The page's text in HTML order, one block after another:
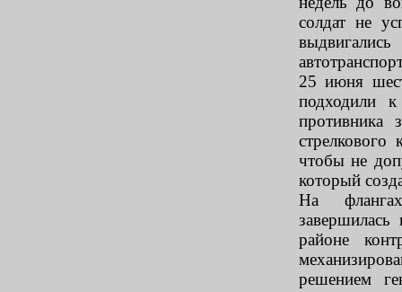
солдат не
25 июня
подходили
противника
чтобы не
который
На
районе
решением